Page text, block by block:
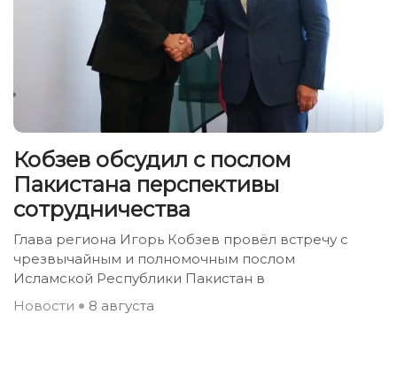
Кобзев обсудил с послом
Пакистана перспективы
сотрудничества
Глава региона Игорь Кобзев провёл встречу с
чрезвычайным и полномочным послом
Исламской Республики Пакистан в
Новости
8 августа